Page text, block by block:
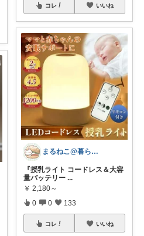
コレ いいね
まるねこ@暮らしと子育て🐈️🌸
『授乳ライト コードレス＆大容
量バッテリー ...
￥ 2,180～
0 0 133
コレ いいね